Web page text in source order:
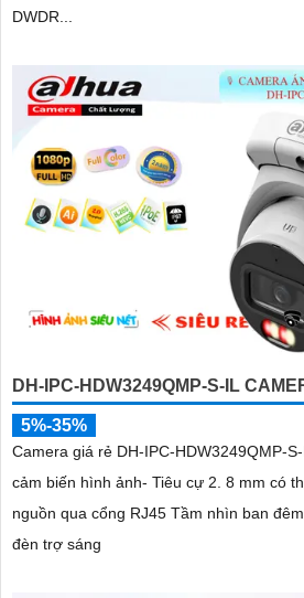
DWDR...
DH-IPC-HDW3249QMP-S-IL
5%-35%
Camera giá rẻ DH-IPC-HDW3249QMP-S-IL 2MP @1/2. 9"
cảm biến hình ảnh- Tiêu cự 2. 8 mm có
nguồn qua cổng RJ45 Tầm nhìn ban
đèn trợ sáng